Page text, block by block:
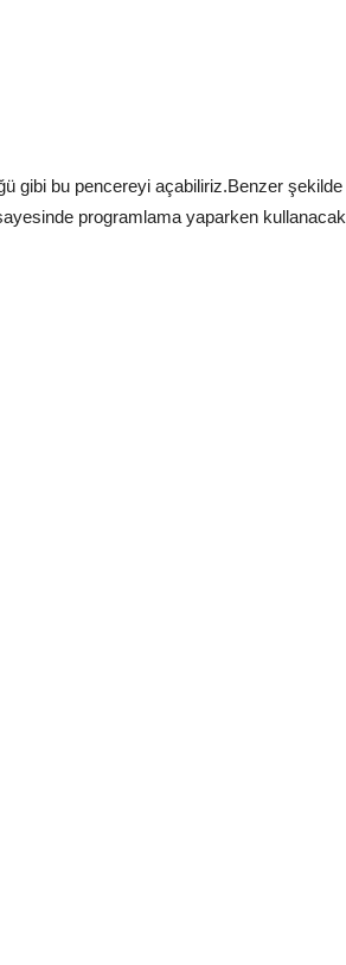
gibi bu pencereyi açabiliriz.Benzer şekilde
programlama yaparken kullanacak